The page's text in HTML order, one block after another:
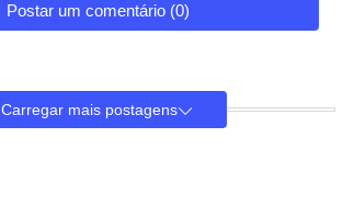
Postar um comentário (0)
Carregar mais postagens